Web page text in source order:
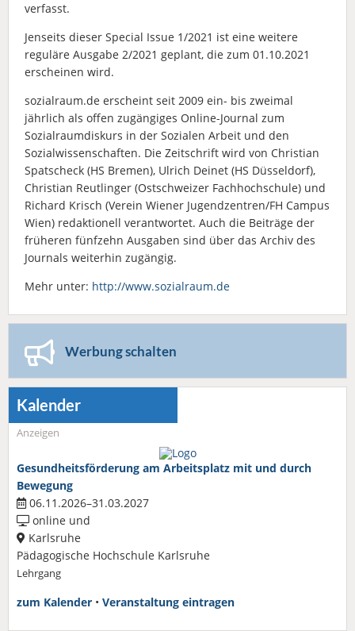
verfasst.
Jenseits dieser Special Issue 1/2021 ist eine weitere
reguläre Ausgabe 2/2021 geplant, die zum 01.10.2021
erscheinen wird.
sozialraum.de erscheint seit 2009 ein- bis zweimal
jährlich als offen zugängiges Online-Journal zum
Sozialraumdiskurs in der Sozialen Arbeit und den
Sozialwissenschaften. Die Zeitschrift wird von Christian
Spatscheck (HS Bremen), Ulrich Deinet (HS Düsseldorf),
Christian Reutlinger (Ostschweizer Fachhochschule) und
Richard Krisch (Verein Wiener Jugendzentren/FH Campus
Wien) redaktionell verantwortet. Auch die Beiträge der
früheren fünfzehn Ausgaben sind über das Archiv des
Journals weiterhin zugängig.
Mehr unter: http://www.sozialraum.de
Werbung schalten
Kalender
Anzeigen
Gesundheitsförderung am Arbeitsplatz mit und durch
Bewegung
06.11.2026–31.03.2027
online und
Karlsruhe
Pädagogische Hochschule Karlsruhe
Lehrgang
zum Kalender • Veranstaltung eintragen